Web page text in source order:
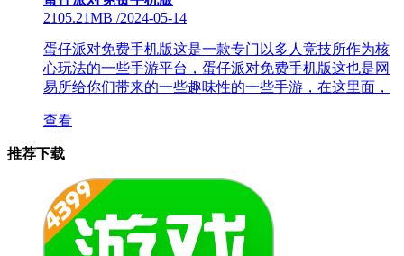
2105.21MB /2024-05-14
蛋仔派对免费手机版这是一款专门以多人竞技所作为核
心玩法的一些手游平台，蛋仔派对免费手机版这也是网
易所给你们带来的一些趣味性的一些手游，在这里面，
查看
推荐下载